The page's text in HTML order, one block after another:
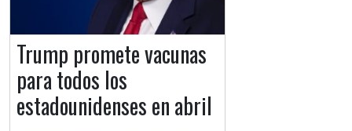
Trump promete vacunas
para todos los
estadounidenses en abril